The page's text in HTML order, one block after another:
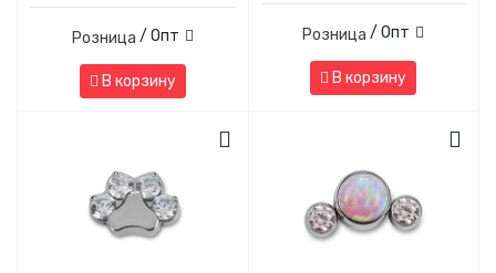
Розница / Опт
В корзину
Розница / Опт
В корзину